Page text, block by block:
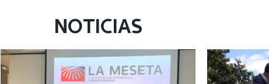
NOTICIAS